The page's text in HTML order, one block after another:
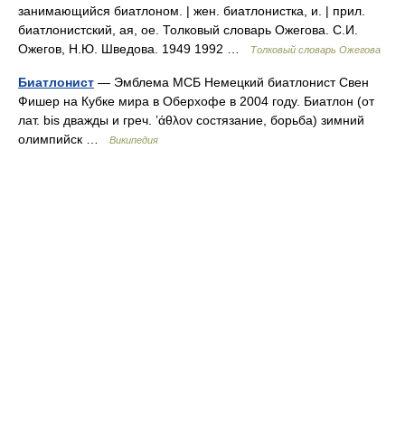
занимающийся биатлоном. | жен. биатлонистка, и. | прил.
биатлонистский, ая, ое. Толковый словарь Ожегова. С.И.
Ожегов, Н.Ю. Шведова. 1949 1992 …
Толковый словарь Ожегова
Биатлонист — Эмблема МСБ Немецкий биатлонист Свен
Фишер на Кубке мира в Оберхофе в 2004 году. Биатлон (от
лат. bis дважды и греч. ’άθλον состязание, борьба) зимний
олимпийск …
Википедия